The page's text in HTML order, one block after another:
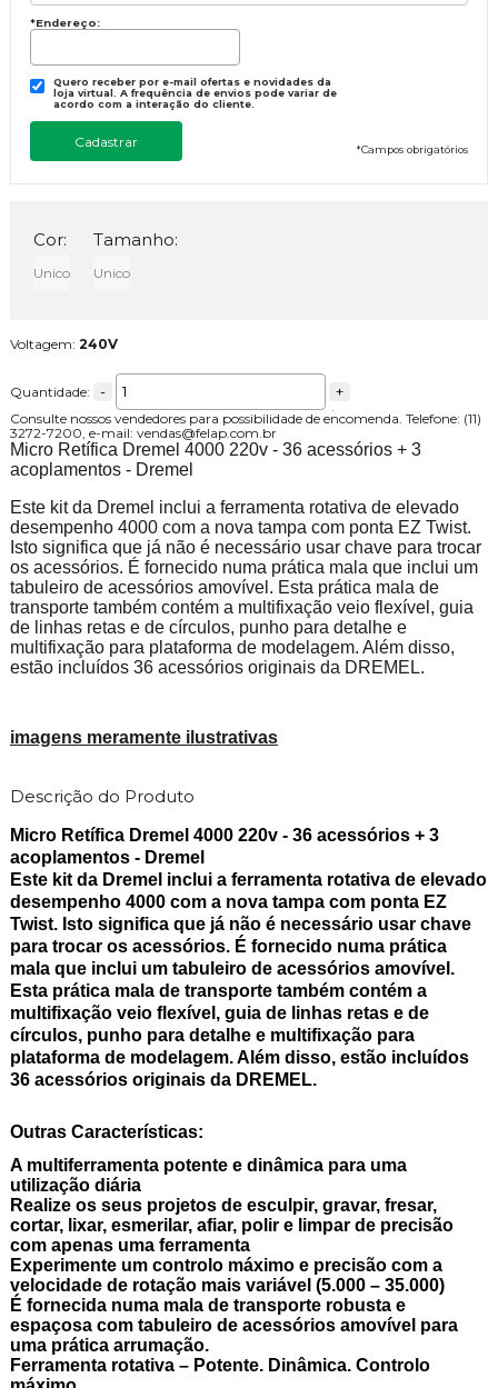
*Endereço:
Quero receber por e-mail ofertas e novidades da
loja virtual. A frequência de envios pode variar de
acordo com a interação do cliente.
*Campos obrigatórios
Cor:
Unico
Tamanho:
Unico
Voltagem: 240V
Quantidade: - +
Consulte nossos vendedores para possibilidade de encomenda. Telefone: (11)
3272-7200, e-mail: vendas@felap.com.br
Micro Retífica Dremel 4000 220v - 36 acessórios + 3
acoplamentos - Dremel
Este kit da Dremel inclui a ferramenta rotativa de elevado
desempenho 4000 com a nova tampa com ponta EZ Twist.
Isto significa que já não é necessário usar chave para trocar
os acessórios. É fornecido numa prática mala que inclui um
tabuleiro de acessórios amovível. Esta prática mala de
transporte também contém a multifixação veio flexível, guia
de linhas retas e de círculos, punho para detalhe e
multifixação para plataforma de modelagem. Além disso,
estão incluídos 36 acessórios originais da DREMEL.
imagens meramente ilustrativas
Descrição do Produto
Micro Retífica Dremel 4000 220v - 36 acessórios + 3
acoplamentos - Dremel
Este kit da Dremel inclui a ferramenta rotativa de elevado
desempenho 4000 com a nova tampa com ponta EZ
Twist. Isto significa que já não é necessário usar chave
para trocar os acessórios. É fornecido numa prática
mala que inclui um tabuleiro de acessórios amovível.
Esta prática mala de transporte também contém a
multifixação veio flexível, guia de linhas retas e de
círculos, punho para detalhe e multifixação para
plataforma de modelagem. Além disso, estão incluídos
36 acessórios originais da DREMEL.
Outras Características:
A multiferramenta potente e dinâmica para uma
utilização diária
Realize os seus projetos de esculpir, gravar, fresar,
cortar, lixar, esmerilar, afiar, polir e limpar de precisão
com apenas uma ferramenta
Experimente um controlo máximo e precisão com a
velocidade de rotação mais variável (5.000 – 35.000)
É fornecida numa mala de transporte robusta e
espaçosa com tabuleiro de acessórios amovível para
uma prática arrumação.
Ferramenta rotativa – Potente. Dinâmica. Controlo